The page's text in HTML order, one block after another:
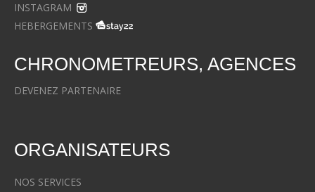
INSTAGRAM
HEBERGEMENTS
CHRONOMETREURS, AGENCES
DEVENEZ PARTENAIRE
ORGANISATEURS
NOS SERVICES